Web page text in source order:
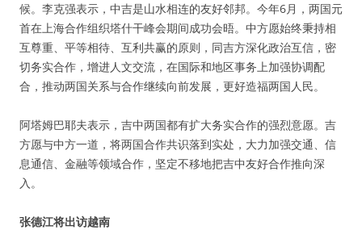
候。李克强表示，中吉是山水相连的友好邻邦。今年6月，两国元
首在上海合作组织塔什干峰会期间成功会晤。中方愿始终秉持相
互尊重、平等相待、互利共赢的原则，同吉方深化政治互信，密
切务实合作，增进人文交流，在国际和地区事务上加强协调配
合，推动两国关系与合作继续向前发展，更好造福两国人民。
阿塔姆巴耶夫表示，吉中两国都有扩大务实合作的强烈意愿。吉
方愿与中方一道，将两国合作共识落到实处，大力加强交通、信
息通信、金融等领域合作，坚定不移地把吉中友好合作推向深
入。
张德江将出访越南